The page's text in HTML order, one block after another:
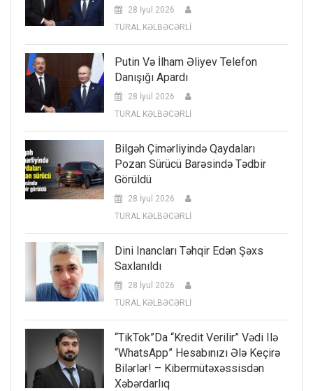
28 İyul 2026
TURAL KƏLBƏCƏRLİ
Putin Və İlham Əliyev Telefon
Danışığı Apardı
28 İyul 2026
TURAL KƏLBƏCƏRLİ
Bilgəh Çimərliyində Qaydaları
Pozan Sürücü Barəsində Tədbir
Görüldü
28 İyul 2026
TURAL KƏLBƏCƏRLİ
Dini Inancları Təhqir Edən Şəxs
Saxlanıldı
28 İyul 2026
TURAL KƏLBƏCƏRLİ
“TikTok”da “kredit Verilir” Vədi Ilə
“WhatsApp” Hesabınızı Ələ Keçirə
Bilərlər! – Kibermütəxəssisdən
Xəbərdarlıq